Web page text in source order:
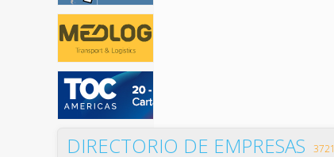
DIRECTORIO DE EMPRESAS 3721